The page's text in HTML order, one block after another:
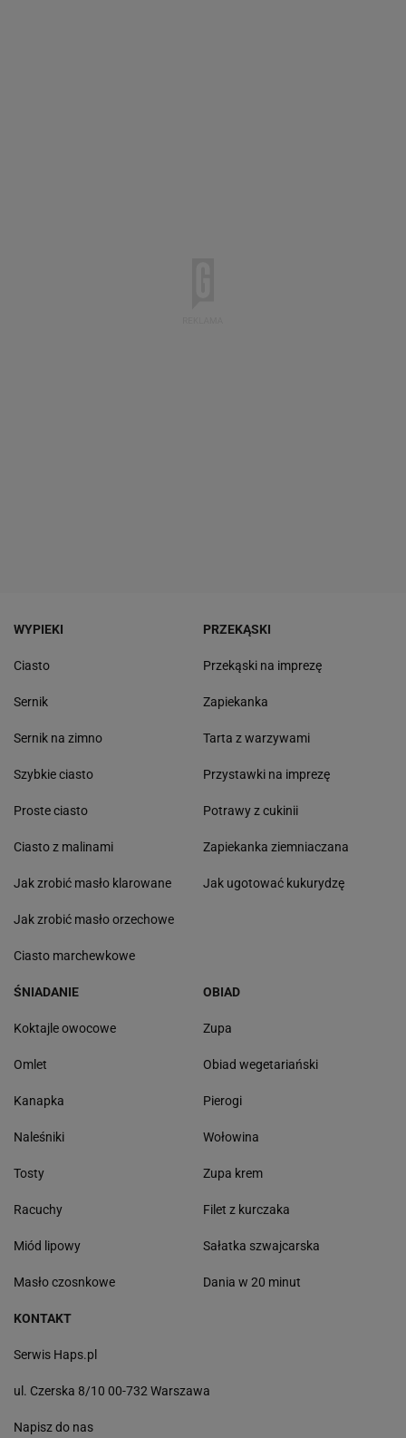
WYPIEKI
Ciasto
Sernik
Sernik na zimno
Szybkie ciasto
Proste ciasto
Ciasto z malinami
Jak zrobić masło klarowane
Jak zrobić masło orzechowe
Ciasto marchewkowe
PRZEKĄSKI
Przekąski na imprezę
Zapiekanka
Tarta z warzywami
Przystawki na imprezę
Potrawy z cukinii
Zapiekanka ziemniaczana
Jak ugotować kukurydzę
ŚNIADANIE
Koktajle owocowe
Omlet
Kanapka
Naleśniki
Tosty
Racuchy
Miód lipowy
Masło czosnkowe
OBIAD
Zupa
Obiad wegetariański
Pierogi
Wołowina
Zupa krem
Filet z kurczaka
Sałatka szwajcarska
Dania w 20 minut
KONTAKT
Serwis Haps.pl
ul. Czerska 8/10 00-732 Warszawa
Napisz do nas